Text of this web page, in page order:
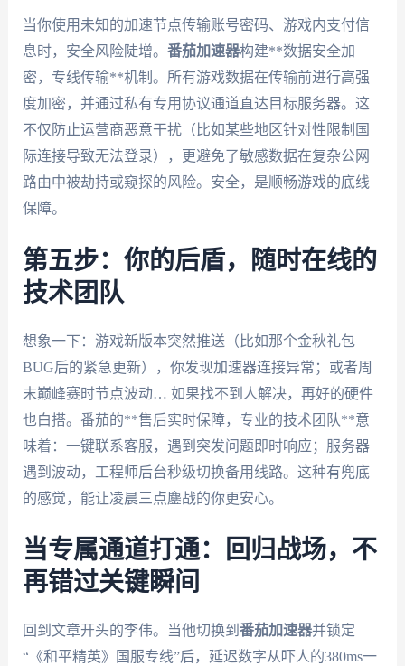
当你使用未知的加速节点传输账号密码、游戏内支付信
息时，安全风险陡增。 番茄加速器构建**数据安全加
密，专线传输**机制。所有游戏数据在传输前进行高强
度加密，并通过私有专用协议通道直达目标服务器。这
不仅防止运营商恶意干扰（比如某些地区针对性限制国
际连接导致无法登录），更避免了敏感数据在复杂公网
路由中被劫持或窥探的风险。安全，是顺畅游戏的底线
保障。
第五步：你的后盾，随时在线的
技术团队
想象一下：游戏新版本突然推送（比如那个金秋礼包
BUG后的紧急更新），你发现加速器连接异常；或者周
末巅峰赛时节点波动… 如果找不到人解决，再好的硬件
也白搭。番茄的**售后实时保障，专业的技术团队**意
味着：一键联系客服，遇到突发问题即时响应；服务器
遇到波动，工程师后台秒级切换备用线路。这种有兜底
的感觉，能让凌晨三点鏖战的你更安心。
当专属通道打通：回归战场，不
再错过关键瞬间
回到文章开头的李伟。当他切换到 番茄加速器并锁定
“《和平精英》国服专线”后，延迟数字从吓人的380ms一